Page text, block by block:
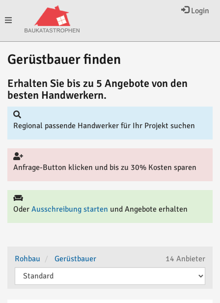
Login
Toggle
navigation
Gerüstbauer finden
Erhalten Sie bis zu 5 Angebote von den
besten Handwerkern.
Regional passende Handwerker für Ihr Projekt suchen
Anfrage-Button klicken und bis zu 30% Kosten sparen
Oder Ausschreibung starten und Angebote erhalten
Rohbau Gerüstbauer 14 Anbieter